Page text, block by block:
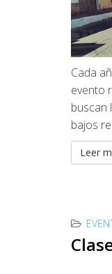
Cada
evento
buscan
bajos
Leer